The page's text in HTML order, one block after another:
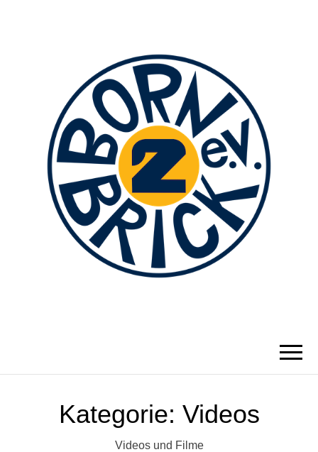
E.V.
Kategorie: Videos
Videos und Filme